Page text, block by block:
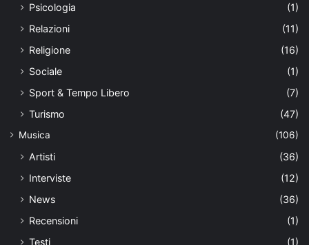
Psicologia
(1)
Relazioni
(11)
Religione
(16)
Sociale
(1)
Sport & Tempo Libero
(7)
Turismo
(47)
Musica (106)
Artisti
(36)
Interviste
(12)
News
(36)
Recensioni
(1)
Testi
(1)